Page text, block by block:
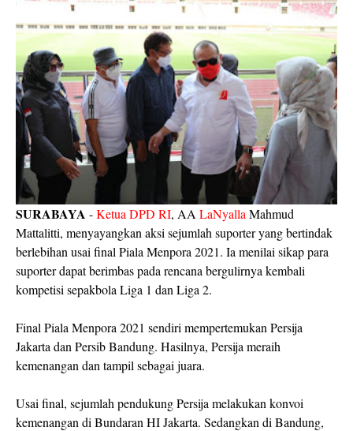
SURABAYA -Ketua DPD RI, AA LaNyalla Mahmud
Mattalitti, menyayangkan aksi sejumlah suporter yang bertindak
berlebihan usai final Piala Menpora 2021. Ia menilai sikap para
suporter dapat berimbas pada rencana bergulirnya kembali
kompetisi sepakbola Liga 1 dan Liga 2.
Final Piala Menpora 2021 sendiri mempertemukan Persija
Jakarta dan Persib Bandung. Hasilnya, Persija meraih
kemenangan dan tampil sebagai juara.
Usai final, sejumlah pendukung Persija melakukan konvoi
kemenangan di Bundaran HI Jakarta. Sedangkan di Bandung,